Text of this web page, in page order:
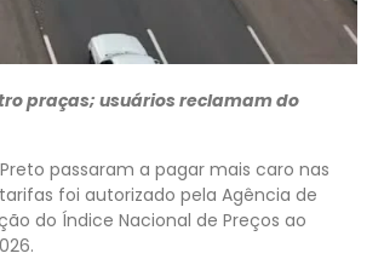
praças; usuários reclamam do
passaram a pagar mais caro nas
foi autorizado pela Agência de
do Índice Nacional de Preços ao